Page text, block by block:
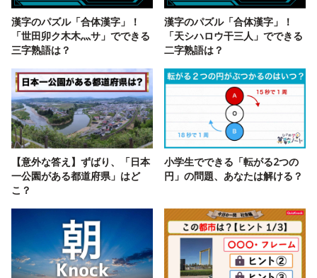
漢字のパズル「合体漢字」！
「世田卯ク木木灬サ」でできる
三字熟語は？
漢字のパズル「合体漢字」！
「天シハロウ干三人」でできる
二字熟語は？
【意外な答え】ずばり、「日本
一公園がある都道府県」はど
こ？
小学生でできる「転がる2つの
円」の問題、あなたは解ける？